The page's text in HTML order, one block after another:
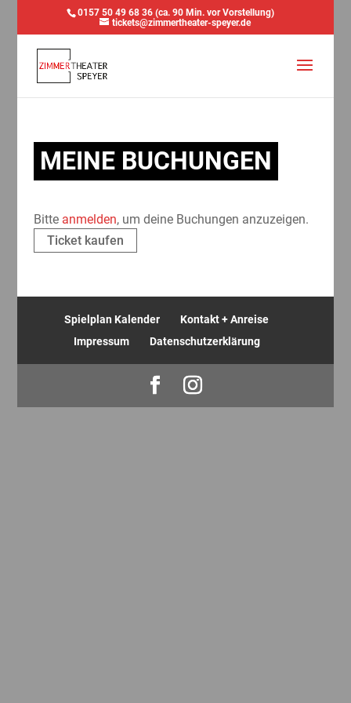
0157 50 49 68 36 (ca. 90 Min. vor Vorstellung)
tickets@zimmertheater-speyer.de
MEINE BUCHUNGEN
Bitte anmelden, um deine Buchungen anzuzeigen.
Ticket kaufen
Spielplan Kalender
Kontakt + Anreise
Impressum
Datenschutzerklärung